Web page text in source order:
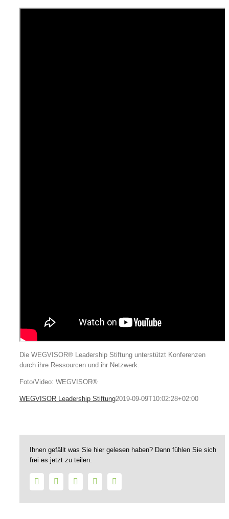
Die WEGVISOR® Leadership Stiftung unterstützt Konferenzen
durch ihre Ressourcen und ihr Netzwerk.
Foto/Video: WEGVISOR®
WEGVISOR Leadership Stiftung2019-09-09T10:02:28+02:00
Ihnen gefällt was Sie hier gelesen haben? Dann fühlen Sie sich
frei es jetzt zu teilen.
FacebookTwitter LinkedInWhatsApp
Mail